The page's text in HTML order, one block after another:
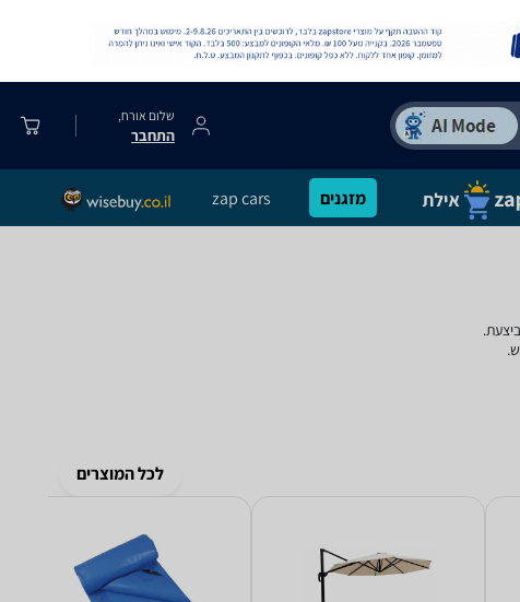
שלום אורח,
התחבר
מזגנים zap cars
לכל המוצרים